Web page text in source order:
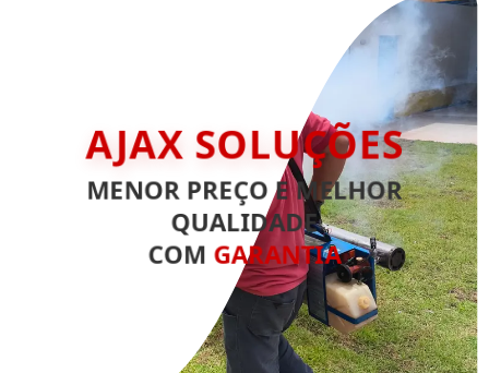
AJAX SOLUÇÕES
MENOR PREÇO E MELHOR
QUALIDADE
COM GARANTIA